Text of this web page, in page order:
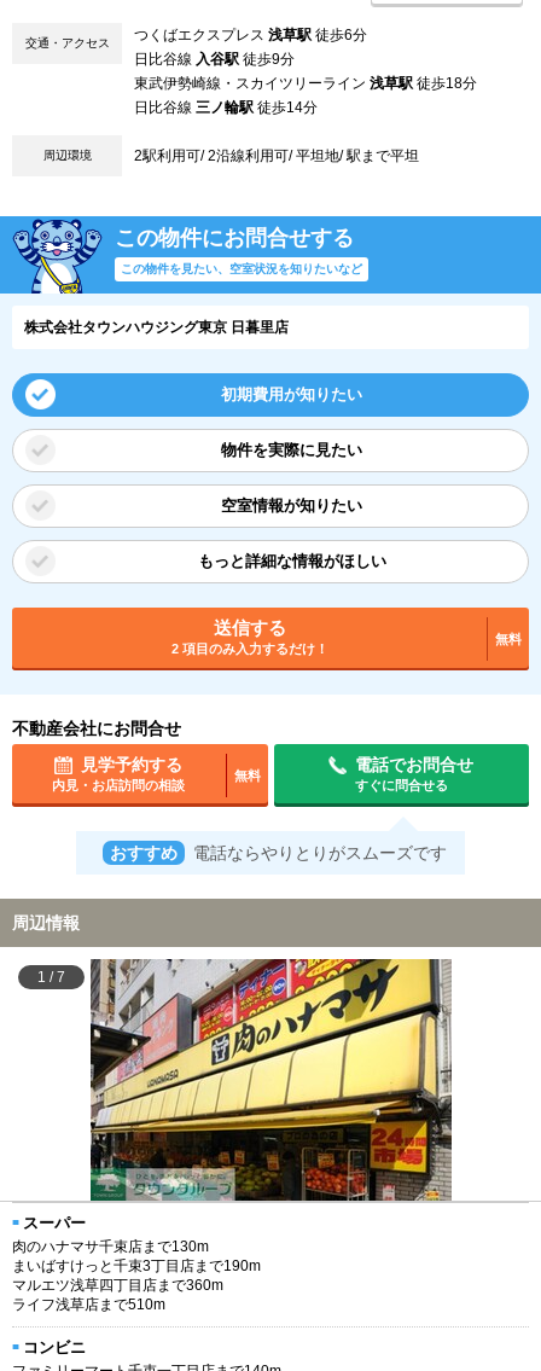
交通・アクセス つくばエクスプレス 浅草駅 徒歩6分
日比谷線 入谷駅 徒歩9分
東武伊勢崎線・スカイツリーライン 浅草駅 徒歩18分
日比谷線 三ノ輪駅 徒歩14分
周辺環境 2駅利用可/ 2沿線利用可/ 平坦地/ 駅まで平坦
この物件にお問合せする
この物件を見たい、空室状況を知りたいなど
株式会社タウンハウジング東京 日暮里店
初期費用が知りたい
物件を実際に見たい
空室情報が知りたい
もっと詳細な情報がほしい
送信する
2 項目のみ入力するだけ！
無料
不動産会社にお問合せ
見学予約する
内見・お店訪問の相談
無料
電話でお問合せ
すぐに問合せる
おすすめ 電話ならやりとりがスムーズです
周辺情報
1 /7
スーパー
肉のハナマサ千束店まで130m
まいばすけっと千束3丁目店まで190m
マルエツ浅草四丁目店まで360m
ライフ浅草店まで510m
コンビニ